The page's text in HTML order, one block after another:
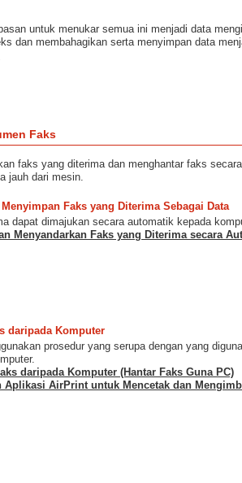
untuk menukar semua ini menjadi data
dan membahagikan serta menyimpan data
Faks
faks yang diterima dan menghantar faks
jauh dari mesin.
Faks yang Diterima Sebagai Data
dapat dimajukan secara automatik kepada
Menyandarkan Faks yang Diterima secara
daripada Komputer
prosedur yang serupa dengan yang
daripada Komputer (Hantar Faks Guna PC)
Aplikasi AirPrint untuk Mencetak dan